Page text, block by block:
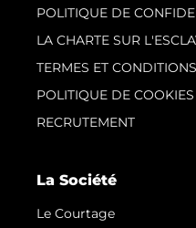
POLITIQUE DE
LA CHARTE SUR
TERMES ET CONDITIONS
POLITIQUE DE COOKIES
RECRUTEMENT
La Société
Le Courtage